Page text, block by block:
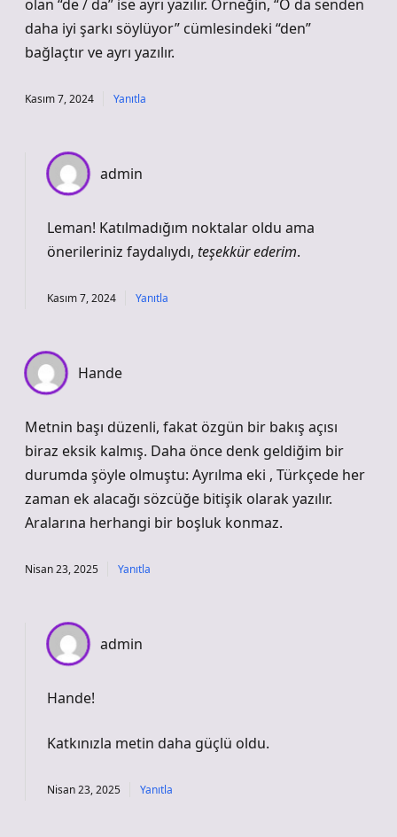
olan “de / da” ise ayrı yazılır. Örneğin, “O da senden
daha iyi şarkı söylüyor” cümlesindeki “den”
bağlaçtır ve ayrı yazılır.
Kasım 7, 2024 Yanıtla
admin
Leman! Katılmadığım noktalar oldu ama
önerileriniz faydalıydı, teşekkür ederim.
Kasım 7, 2024 Yanıtla
Hande
Metnin başı düzenli, fakat özgün bir bakış açısı
biraz eksik kalmış. Daha önce denk geldiğim bir
durumda şöyle olmuştu: Ayrılma eki , Türkçede her
zaman ek alacağı sözcüğe bitişik olarak yazılır.
Aralarına herhangi bir boşluk konmaz.
Nisan 23, 2025 Yanıtla
admin
Hande!
Katkınızla metin daha güçlü oldu.
Nisan 23, 2025 Yanıtla